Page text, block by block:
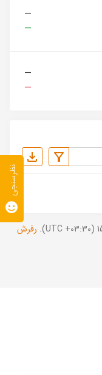
—
—
—
—
رفرش
نظرسنجی